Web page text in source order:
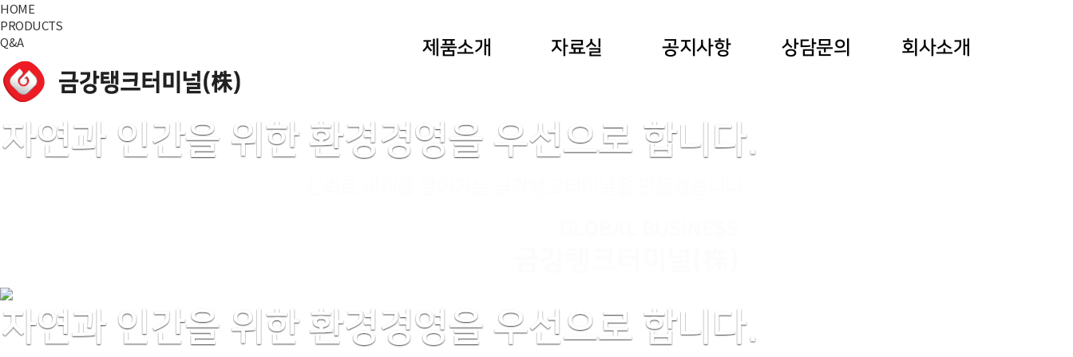
HOME
PRODUCTS
Q&A
제품소개 자료실 공지사항 상담문의 회사소개